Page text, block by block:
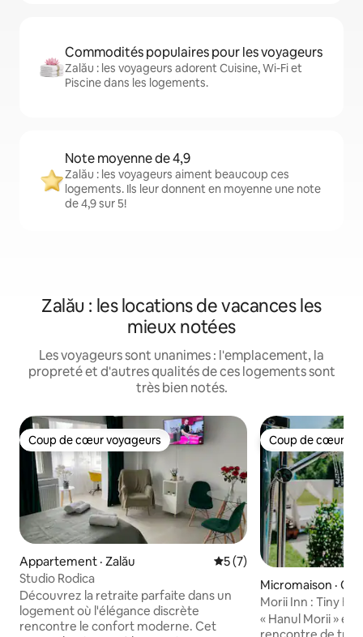
Commodités populaires pour les voyageurs
Zalău : les voyageurs adorent Cuisine, Wi-Fi et
Piscine dans les logements.
Note moyenne de 4,9
Zalău : les voyageurs aiment beaucoup ces
logements. Ils leur donnent en moyenne une note
de 4,9 sur 5!
Zalău : les locations de vacances les
mieux notées
Les voyageurs sont unanimes : l'emplacement, la
propreté et d'autres qualités de ces logements sont
très bien notés.
Coup de cœur voyageurs
Coup de cœur voyageurs
Appartement · Zalău Note moyenne de 5 sur
5 (7)
Studio Rodica
Découvrez la retraite parfaite dans un
logement où l'élégance discrète
rencontre le confort moderne. Cet
Coup de cœur
Coup de cœur
Micromaison ·
Morii Inn : Tiny
« Hanul Morii »